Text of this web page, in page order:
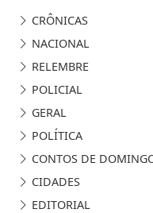
CRÔNICAS
NACIONAL
RELEMBRE
POLICIAL
GERAL
POLÍTICA
CONTOS DE
CIDADES
EDITORIAL